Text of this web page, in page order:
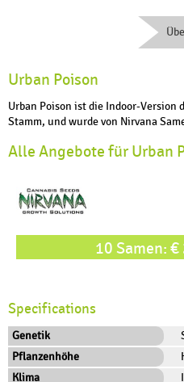
Urban Poison
Urban Poison ist die Indoor-Version
Stamm, und wurde von Nirvana
Alle Angebote für Urban
10 Samen: €
Specifications
Genetik
Pflanzenhöhe
Klima